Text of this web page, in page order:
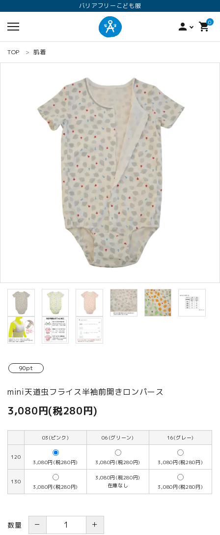
バリアフリーこども服
person 0
shopping_cart
オプション加工 160
ANGEL KIDS WEARのこだわり
商品カテゴリから選ぶ
meeting_room ログイン person 新規会員登録
TOP 肌着
90pt
mini天道虫フライス半袖前開きロンパース
3,080円(税280円)
03(ピンク) 06(グリーン) 16(グレー)
120
3,080円(税280円) 3,080円(税280円) 3,080円(税280円)
130
3,080円(税280円)
3,080円(税280円)
在庫なし
3,080円(税280円)
数量 － ＋